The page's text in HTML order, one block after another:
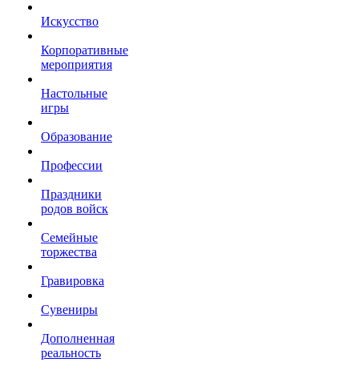
Искусство
Корпоративные
мероприятия
Настольные
игры
Образование
Профессии
Праздники
родов войск
Семейные
торжества
Гравировка
Сувениры
Дополненная
реальность